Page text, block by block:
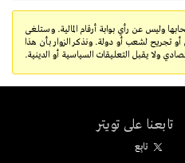
وليس عن رأي بوابة أرقام المالية. وستلغى
تجريح لشعب أو دولة. ونذكر الزوار بأن هذا
ولا يقبل التعليقات السياسية أو الدينية.
تابعنا على تويتر
تابِع